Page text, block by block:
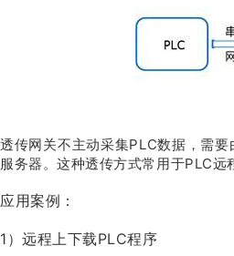
透传网关不主动采集PLC数据，需
服务器。这种透传方式常用于PLC
应用案例：
1）远程上下载PLC程序